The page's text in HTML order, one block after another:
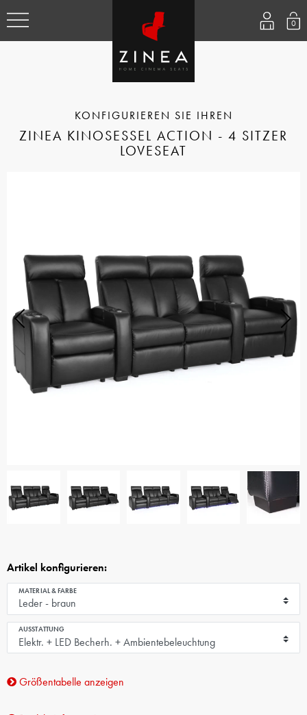
ZINEA KINOSESSEL ACTION - 4 SITZER
LOVESEAT
Artikel konfigurieren:
MATERIAL & FARBE
AUSSTATTUNG
Größentabelle anzeigen
0